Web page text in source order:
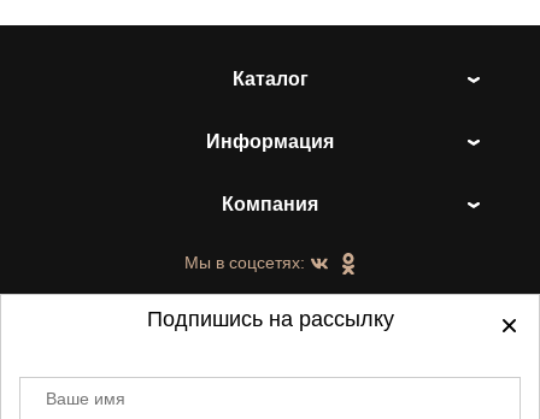
Каталог
Информация
Компания
Мы в соцсетях:
Подпишись на рассылку
Ваше имя